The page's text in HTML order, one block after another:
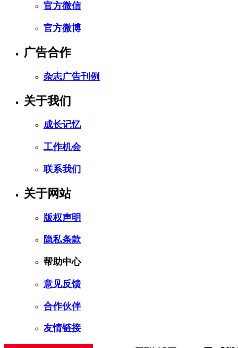
官方微信
官方微博
广告合作
杂志广告刊例
关于我们
成长记忆
工作机会
联系我们
关于网站
版权声明
隐私条款
帮助中心
意见反馈
合作伙伴
友情链接